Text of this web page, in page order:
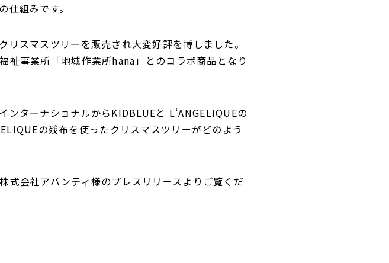
組みです。
スマスツリーを販売され大変好評を博しました。
祉事業所「地域作業所hana」とのコラボ商品となり
ターナショナルからKIDBLUEと L‘ANGELIQUEの
の残布を使ったクリスマスツリーがどのよう
式会社アバンティ様のプレスリリースよりご覧くだ